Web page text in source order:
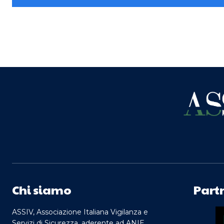
Chi siamo
ASSIV, Associazione Italiana Vigilanza e